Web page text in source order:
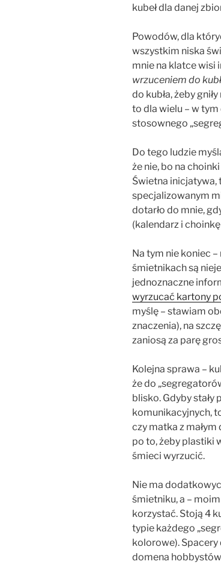
kubeł dla danej
Powodów, dla
wszystkim niska
mnie na klatce wisi
wrzuceniem do
do kubła, żeby
to dla wielu – w
stosownego
Do tego ludzie
że nie, bo na
Świetna inicjatywa,
specjalizowanym
dotarło do mnie,
(kalendarz i
Na tym nie koniec
śmietnikach są
jednoznaczne
wyrzucać kartony
myślę – stawiam
znaczenia), na
zaniosą za parę
Kolejna sprawa –
że do
blisko. Gdyby stały
komunikacyjnych,
czy matka z
po to, żeby plastiki
śmieci wyrzucić.
Nie ma
śmietniku, a –
korzystać. Stoją 4
typie każdego
kolorowe).
domena